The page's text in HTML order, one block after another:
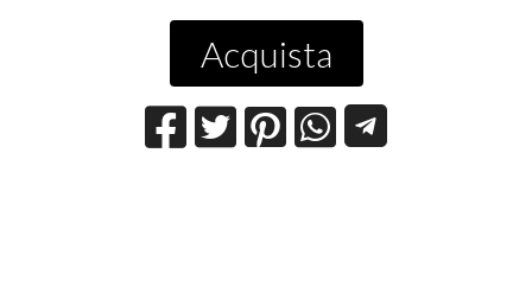
Acquista